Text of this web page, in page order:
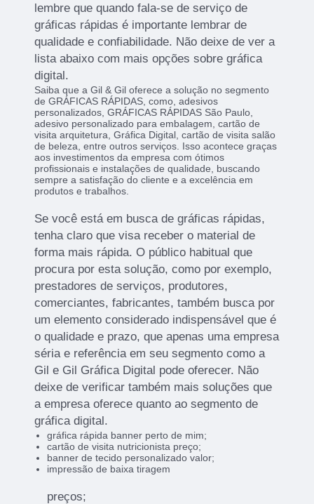
lembre que quando fala-se de serviço de
gráficas rápidas é importante lembrar de
qualidade e confiabilidade. Não deixe de ver a
lista abaixo com mais opções sobre gráfica
digital.
Saiba que a Gil & Gil oferece a solução no segmento
de GRÁFICAS RÁPIDAS, como, adesivos
personalizados, GRÁFICAS RÁPIDAS São Paulo,
adesivo personalizado para embalagem, cartão de
visita arquitetura, Gráfica Digital, cartão de visita salão
de beleza, entre outros serviços. Isso acontece graças
aos investimentos da empresa com ótimos
profissionais e instalações de qualidade, buscando
sempre a satisfação do cliente e a excelência em
produtos e trabalhos.
Se você está em busca de gráficas rápidas,
tenha claro que visa receber o material de
forma mais rápida. O público habitual que
procura por esta solução, como por exemplo,
prestadores de serviços, produtores,
comerciantes, fabricantes, também busca por
um elemento considerado indispensável que é
o qualidade e prazo, que apenas uma empresa
séria e referência em seu segmento como a
Gil e Gil Gráfica Digital pode oferecer. Não
deixe de verificar também mais soluções que
a empresa oferece quanto ao segmento de
gráfica digital.
gráfica rápida banner perto de mim;
cartão de visita nutricionista preço;
banner de tecido personalizado valor;
impressão de baixa tiragem
preços;